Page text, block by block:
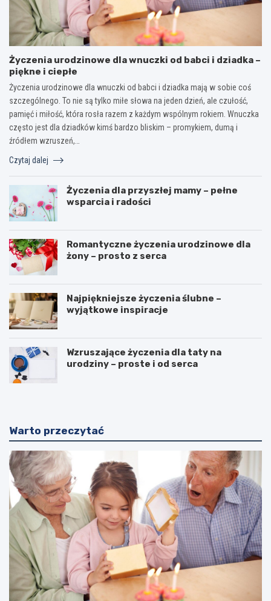
Życzenia urodzinowe dla wnuczki od babci i dziadka –
piękne i ciepłe
Życzenia urodzinowe dla wnuczki od babci i dziadka mają w sobie coś
szczególnego. To nie są tylko miłe słowa na jeden dzień, ale czułość,
pamięć i miłość, która rosła razem z każdym wspólnym rokiem. Wnuczka
często jest dla dziadków kimś bardzo bliskim – promykiem, dumą i
źródłem wzruszeń,…
Czytaj dalej
Życzenia dla przyszłej mamy – pełne
wsparcia i radości
Romantyczne życzenia urodzinowe dla
żony – prosto z serca
Najpiękniejsze życzenia ślubne –
wyjątkowe inspiracje
Wzruszające życzenia dla taty na
urodziny – proste i od serca
Warto przeczytać